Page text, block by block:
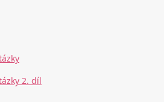
2. díl